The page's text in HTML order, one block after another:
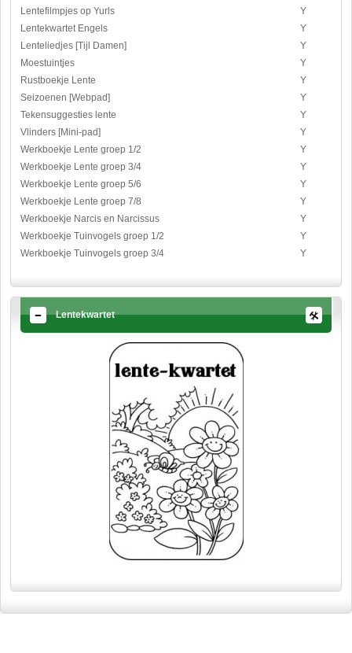
Lentefilmpjes op Yurls
Y
Lentekwartet Engels
Y
Lenteliedjes [Tijl Damen]
Y
Moestuintjes
Y
Rustboekje Lente
Y
Seizoenen [Webpad]
Y
Tekensuggesties lente
Y
Vlinders [Mini-pad]
Y
Werkboekje Lente groep 1/2
Y
Werkboekje Lente groep 3/4
Y
Werkboekje Lente groep 5/6
Y
Werkboekje Lente groep 7/8
Y
Werkboekje Narcis en Narcissus
Y
Werkboekje Tuinvogels groep 1/2
Y
Werkboekje Tuinvogels groep 3/4
Y
Lentekwartet